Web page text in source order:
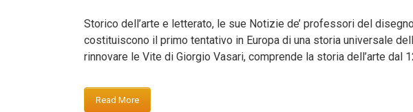
Storico dell’arte e letterato, le sue Notizie de’ professori del
costituiscono il primo tentativo in Europa di una storia universale
rinnovare le Vite di Giorgio Vasari, comprende la storia dell’arte dal
Read More